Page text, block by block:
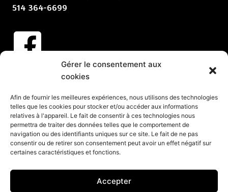
Gérer le consentement aux
cookies
Afin de fournir les meilleures expériences, nous utilisons des technologies
telles que les cookies pour stocker et/ou accéder aux informations
relatives à l'appareil. Le fait de consentir à ces technologies nous
permettra de traiter des données telles que le comportement de
navigation ou des identifiants uniques sur ce site. Le fait de ne pas
consentir ou de retirer son consentement peut avoir un effet négatif sur
certaines caractéristiques et fonctions.
Accepter
514 364-6699
Abonnez-vous à nos infolettres
Services
Spectacles et animation pour vos partys de Noël
Spectacles pour événements corporatifs
Groupes de musique pour événements
Organisation d’événements corporatifs